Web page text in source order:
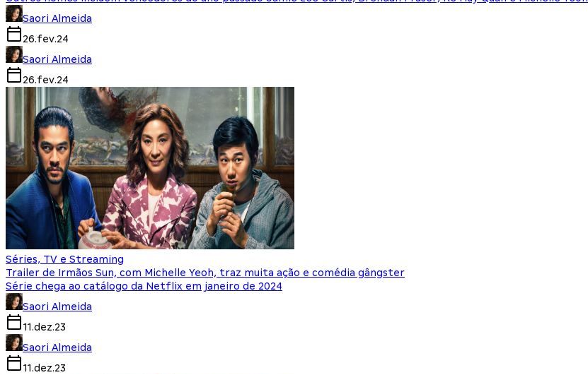
Saori Almeida
26.fev.24
Saori Almeida
26.fev.24
Séries, TV e Streaming
Trailer de Irmãos Sun, com Michelle Yeoh, traz muita ação e comédia gângster
Série chega ao catálogo da Netflix em janeiro de 2024
Saori Almeida
11.dez.23
Saori Almeida
11.dez.23